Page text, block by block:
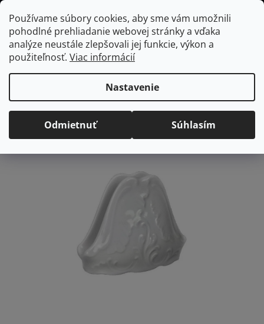
Používame súbory cookies, aby sme vám umožnili
pohodlné prehliadanie webovej stránky a vďaka
analýze neustále zlepšovali jej funkcie, výkon a
použiteľnosť. Viac informácií
Nastavenie
Odmietnuť Súhlasím
Prejsť
na
obsah
Hľadať
Domov
/ Vybavenie do jedálne / Stolovanie / Držiaky na utierky a
servítky
ROCOCO servítnik
ROCOCO servítnik
hodnotenie
produktu
je
Neohodnotené
Značka:Samson